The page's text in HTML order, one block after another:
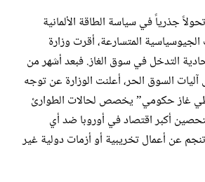
جذرياً في سياسة الطاقة الألمانية
المتسارعة، أقرت وزارة
التدخل في سوق الغاز. فبعد أشهر من
آليات السوق الحر، أعلنت الوزارة عن توجه
غاز حكومي” يخصص لحالات الطوارئ
أكبر اقتصاد في أوروبا ضد أي
عن أعمال تخريبية أو أزمات دولية غير